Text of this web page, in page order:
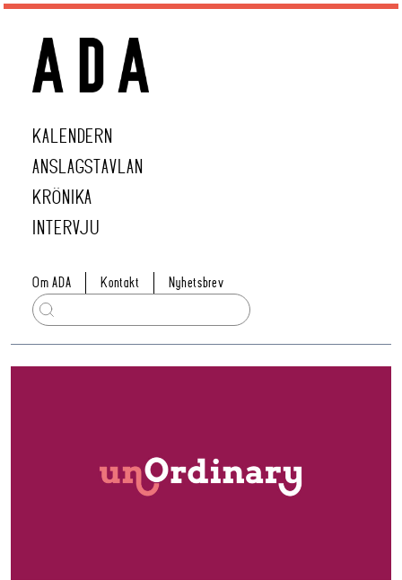
KALENDERN
ANSLAGSTAVLAN
KRÖNIKA
INTERVJU
Om ADA Kontakt Nyhetsbrev